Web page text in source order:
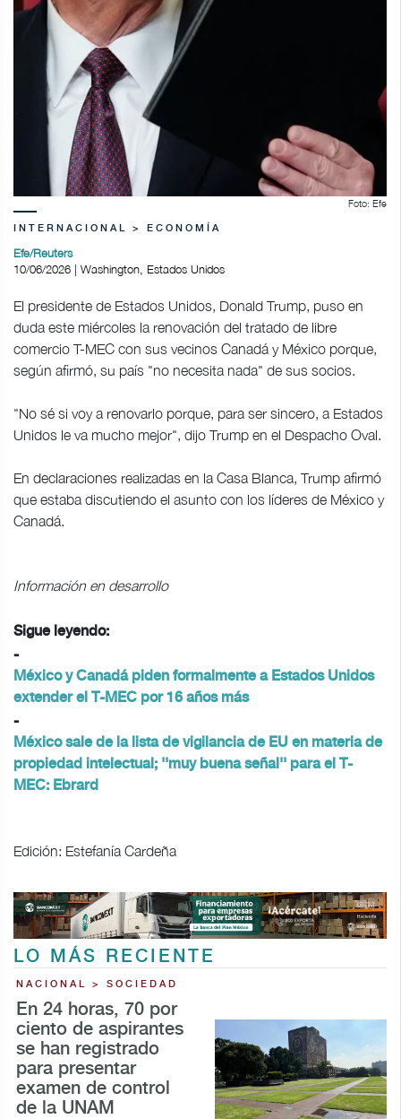
Foto: Efe
INTERNACIONAL > ECONOMÍA
Efe/Reuters
10/06/2026 | Washington, Estados Unidos
El presidente de Estados Unidos, Donald Trump, puso en
duda este miércoles la renovación del tratado de libre
comercio T-MEC con sus vecinos Canadá y México porque,
según afirmó, su país "no necesita nada" de sus socios.
"No sé si voy a renovarlo porque, para ser sincero, a Estados
Unidos le va mucho mejor", dijo Trump en el Despacho Oval.
En declaraciones realizadas en la Casa Blanca, Trump afirmó
que estaba discutiendo el asunto con los líderes de México y
Canadá.
Información en desarrollo
Sigue leyendo:
-
México y Canadá piden formalmente a Estados Unidos
extender el T-MEC por 16 años más
-
México sale de la lista de vigilancia de EU en materia de
propiedad intelectual; ''muy buena señal'' para el T-
MEC: Ebrard
Edición: Estefanía Cardeña
LO MÁS RECIENTE
NACIONAL > SOCIEDAD
En 24 horas, 70 por
ciento de aspirantes
se han registrado
para presentar
examen de control
de la UNAM